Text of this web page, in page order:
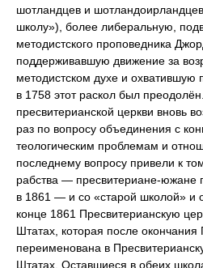
шотландцев и
школу»), более либеральную,
методистского проповедника
поддерживавшую движение за
методистском духе и охватившую
в 1758 этот раскол был
пресвитерианской церкви вновь
раз по вопросу объединения с
теологическим проблемам и
последнему вопросу привели к
рабства — пресвитериане-южане
в 1861 — и со «старой школой» и
конце 1861 Пресвитерианскую
Штатах, которая после
переименована в
Штатах. Оставшиеся в обеих